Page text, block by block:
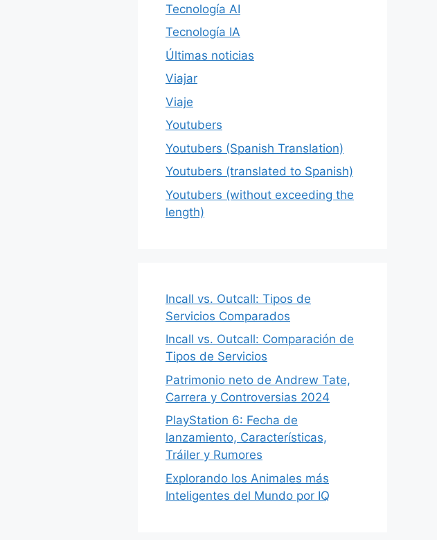
Tecnología AI
Tecnología IA
Últimas noticias
Viajar
Viaje
Youtubers
Youtubers (Spanish Translation)
Youtubers (translated to Spanish)
Youtubers (without exceeding the
length)
Incall vs. Outcall: Tipos de
Servicios Comparados
Incall vs. Outcall: Comparación de
Tipos de Servicios
Patrimonio neto de Andrew Tate,
Carrera y Controversias 2024
PlayStation 6: Fecha de
lanzamiento, Características,
Tráiler y Rumores
Explorando los Animales más
Inteligentes del Mundo por IQ